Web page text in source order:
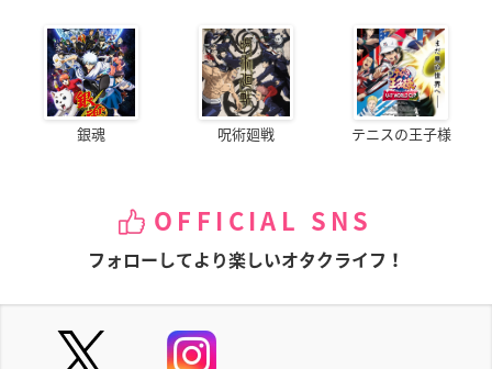
銀魂 呪術廻戦 テニスの王子様
OFFICIAL SNS
フォローしてより楽しいオタクライフ！